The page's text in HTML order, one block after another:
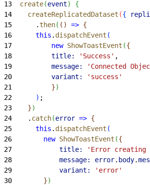
13
  create
(event)
{
14
    createReplicatedDataset
({
15
      .
then( ( ) => {
16
      this
. dispatchEvent (
17
          new
ShowToastEvent ({
18
          title:
'Success' ,
19
          message:
'Connected
20
          variant:
'success'
21
})
22
) ;
23
})
24
    .
catch(error => {
25
      this
. dispatchEvent (
26
        new
ShowToastEvent ({
27
            title:
'Error creating
28
            message:
error. body.
29
            variant:
'error'
30
})